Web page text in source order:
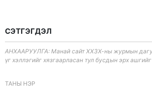
СЭТГЭГДЭЛ
АНХААРУУЛГА: Манай сайт ХХЗХ-ны журмын
үг хэллэгийг хязгаарласан тул бусдын эрх ашгийг
ТАНЫ НЭР